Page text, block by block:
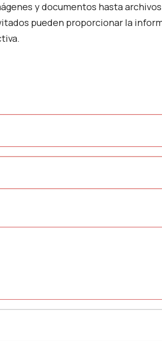
y documentos hasta
pueden proporcionar la